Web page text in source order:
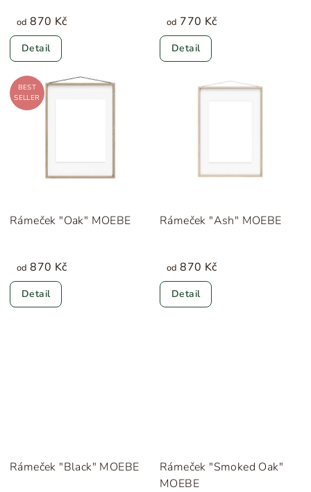
od 870 Kč
Detail
od 770 Kč
Detail
BEST
SELLER
Rámeček "Oak" MOEBE
od 870 Kč
Detail
Rámeček "Ash" MOEBE
od 870 Kč
Detail
Rámeček "Black" MOEBE
Rámeček "Smoked Oak"
MOEBE